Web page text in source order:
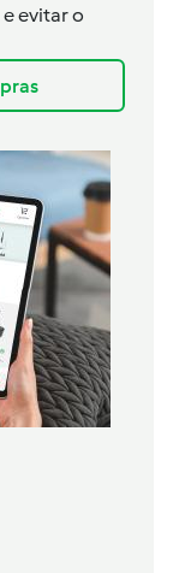
evitar o